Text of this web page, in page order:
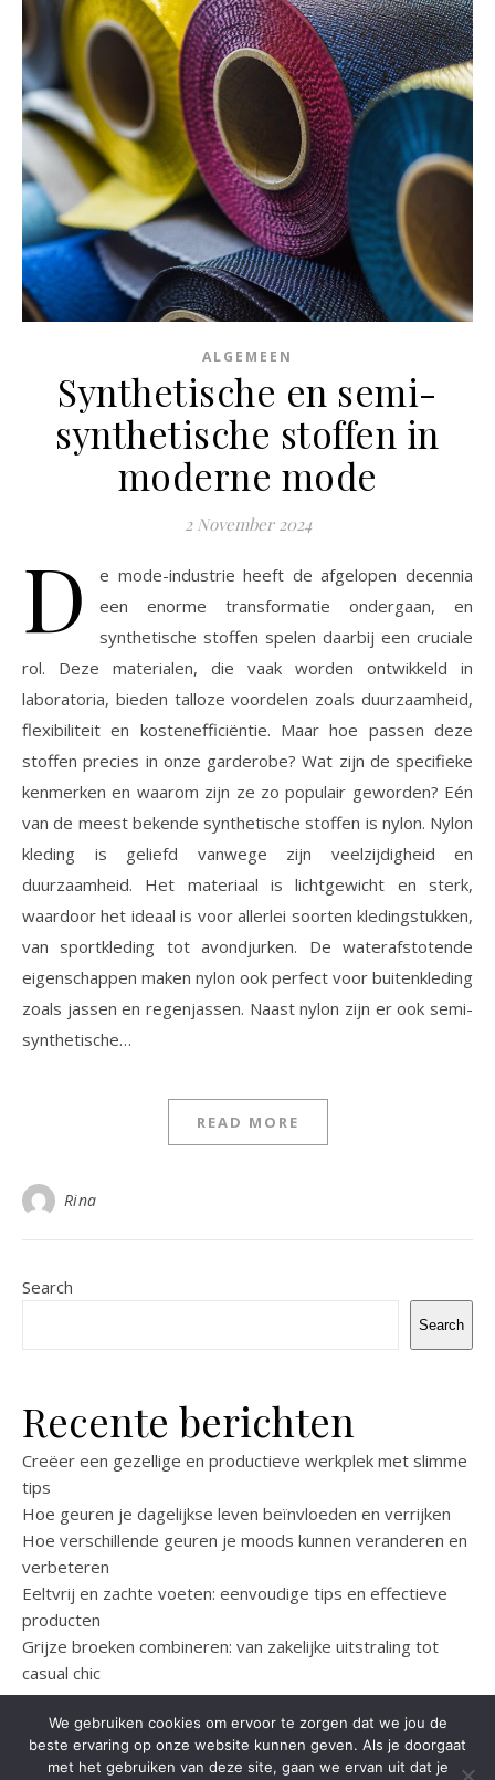
ALGEMEEN
Synthetische en semi-
synthetische stoffen in
moderne mode
2 November 2024
D
e mode-industrie heeft de afgelopen decennia
een enorme transformatie ondergaan, en
synthetische stoffen spelen daarbij een cruciale
rol. Deze materialen, die vaak worden ontwikkeld in
laboratoria, bieden talloze voordelen zoals duurzaamheid,
flexibiliteit en kostenefficiëntie. Maar hoe passen deze
stoffen precies in onze garderobe? Wat zijn de specifieke
kenmerken en waarom zijn ze zo populair geworden? Eén
van de meest bekende synthetische stoffen is nylon. Nylon
kleding is geliefd vanwege zijn veelzijdigheid en
duurzaamheid. Het materiaal is lichtgewicht en sterk,
waardoor het ideaal is voor allerlei soorten kledingstukken,
van sportkleding tot avondjurken. De waterafstotende
eigenschappen maken nylon ook perfect voor buitenkleding
zoals jassen en regenjassen. Naast nylon zijn er ook semi-
synthetische…
READ MORE
Rina
Search
Search
Recente berichten
Creëer een gezellige en productieve werkplek met slimme
tips
Hoe geuren je dagelijkse leven beïnvloeden en verrijken
Hoe verschillende geuren je moods kunnen veranderen en
verbeteren
Eeltvrij en zachte voeten: eenvoudige tips en effectieve
producten
Grijze broeken combineren: van zakelijke uitstraling tot
casual chic
We gebruiken cookies om ervoor te zorgen dat we jou de
beste ervaring op onze website kunnen geven. Als je doorgaat
met het gebruiken van deze site, gaan we ervan uit dat je